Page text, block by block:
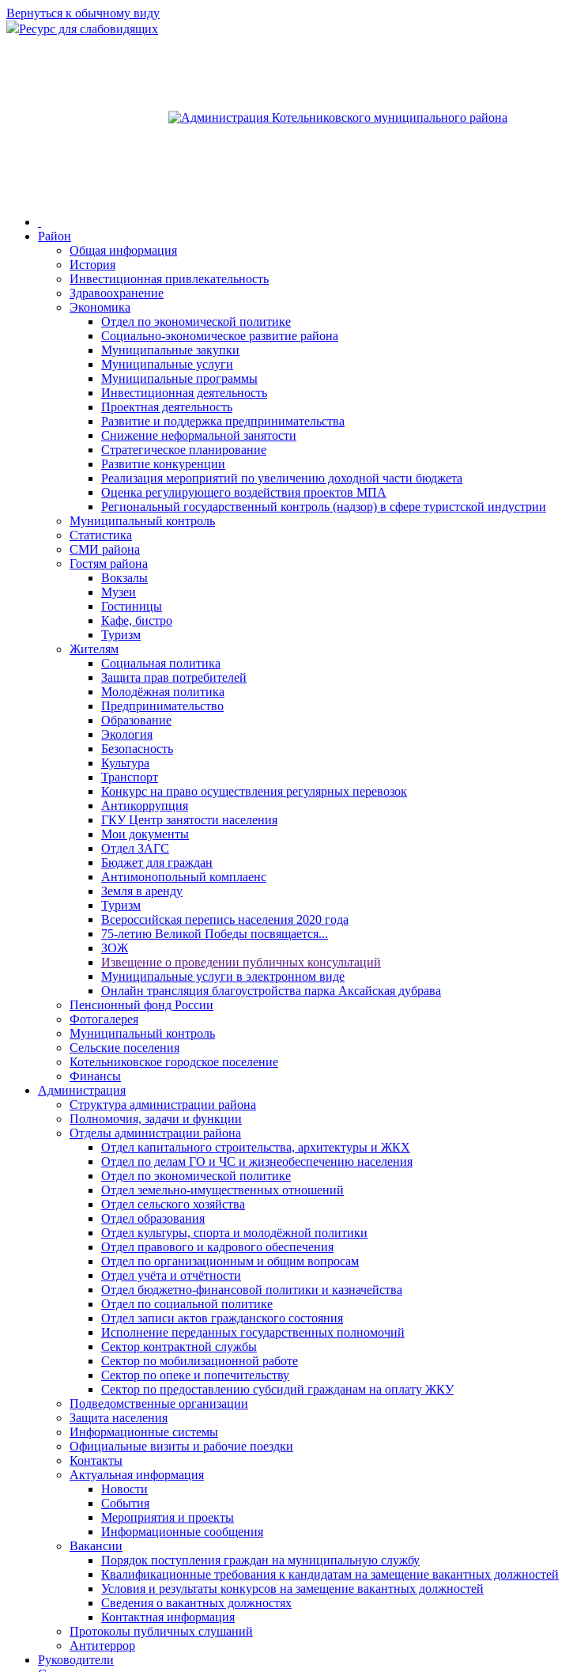
Вернуться к обычному виду
Ресурс для слабовидящих
Район
Общая информация
История
Инвестиционная привлекательность
Здравоохранение
Экономика
Отдел по экономической политике
Социально-экономическое развитие района
Муниципальные закупки
Муниципальные услуги
Муниципальные программы
Инвестиционная деятельность
Проектная деятельность
Развитие и поддержка предпринимательства
Снижение неформальной занятости
Стратегическое планирование
Развитие конкуренции
Реализация мероприятий по увеличению доходной части бюджета
Оценка регулирующего воздействия проектов МПА
Региональный государственный контроль (надзор) в сфере туристской индустрии
Муниципальный контроль
Статистика
СМИ района
Гостям района
Вокзалы
Музеи
Гостиницы
Кафе, бистро
Туризм
Жителям
Социальная политика
Защита прав потребителей
Молодёжная политика
Предпринимательство
Образование
Экология
Безопасность
Культура
Транспорт
Конкурс на право осуществления регулярных перевозок
Антикоррупция
ГКУ Центр занятости населения
Мои документы
Отдел ЗАГС
Бюджет для граждан
Антимонопольный комплаенс
Земля в аренду
Туризм
Всероссийская перепись населения 2020 года
75-летию Великой Победы посвящается...
ЗОЖ
Извещение о проведении публичных консультаций
Муниципальные услуги в электронном виде
Онлайн трансляция благоустройства парка Аксайская дубрава
Пенсионный фонд России
Фотогалерея
Муниципальный контроль
Сельские поселения
Котельниковское городское поселение
Финансы
Администрация
Структура администрации района
Полномочия, задачи и функции
Отделы администрации района
Отдел капитального строительства, архитектуры и ЖКХ
Отдел по делам ГО и ЧС и жизнеобеспечению населения
Отдел по экономической политике
Отдел земельно-имущественных отношений
Отдел сельского хозяйства
Отдел образования
Отдел культуры, спорта и молодёжной политики
Отдел правового и кадрового обеспечения
Отдел по организационным и общим вопросам
Отдел учёта и отчётности
Отдел бюджетно-финансовой политики и казначейства
Отдел по социальной политике
Отдел записи актов гражданского состояния
Исполнение переданных государственных полномочий
Сектор контрактной службы
Сектор по мобилизационной работе
Сектор по опеке и попечительству
Сектор по предоставлению субсидий гражданам на оплату ЖКУ
Подведомственные организации
Защита населения
Информационные системы
Официальные визиты и рабочие поездки
Контакты
Актуальная информация
Новости
События
Мероприятия и проекты
Информационные сообщения
Вакансии
Порядок поступления граждан на муниципальную службу
Квалификационные требования к кандидатам на замещение вакантных должностей
Условия и результаты конкурсов на замещение вакантных должностей
Сведения о вакантных должностях
Контактная информация
Протоколы публичных слушаний
Антитеррор
Руководители